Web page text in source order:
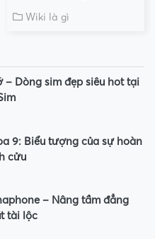
Wiki là gì
– Dòng sim đẹp siêu hot tại
9: Biểu tượng của sự hoàn
cửu
– Nâng tầm đẳng
tài lộc